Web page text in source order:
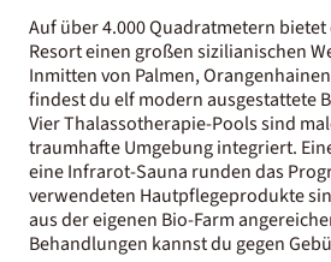
Auf über 4.000 Quadratmetern
Resort einen großen sizilianischen
Inmitten von Palmen,
findest du elf modern ausgestattete
Vier Thalassotherapie-Pools sind
traumhafte Umgebung integriert.
eine Infrarot-Sauna runden das
verwendeten Hautpflegeprodukte
aus der eigenen Bio-Farm
Behandlungen kannst du gegen